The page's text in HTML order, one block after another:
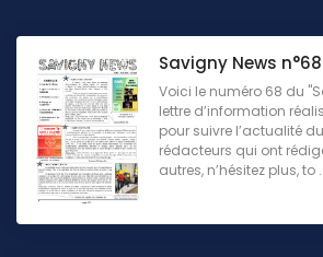
Savigny News
Voici le numéro 68 du
lettre d’information
pour suivre l’actualité
rédacteurs qui ont
autres, n’hésitez plus, to